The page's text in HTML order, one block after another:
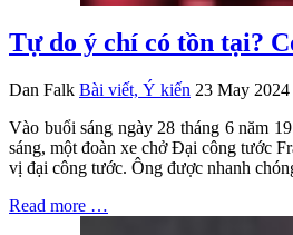
Tự do ý chí có tồn tại?
Dan Falk Bài viết, Ý kiến 23 May 2024
Vào buổi sáng ngày 28 tháng 6 năm
sáng, một đoàn xe chở Đại công tước
vị đại công tước. Ông được nhanh
Read more …